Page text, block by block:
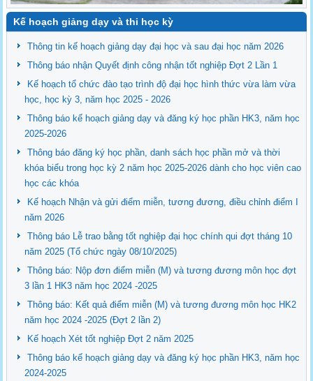
Kế hoạch giảng dạy và thi học kỳ
Thông tin kế hoạch giảng dạy đại học và sau đại học năm 2026
Thông báo nhận Quyết định công nhận tốt nghiệp Đợt 2 Lần 1
Kế hoạch tổ chức đào tạo trình độ đại học hình thức vừa làm vừa
học, học kỳ 3, năm học 2025 - 2026
Thông báo kế hoạch giảng dạy và đăng ký học phần HK3, năm học
2025-2026
Thông báo đăng ký học phần, danh sách học phần mở và thời
khóa biểu trong học kỳ 2 năm học 2025-2026 dành cho học viên cao
học các khóa
Kế hoạch Nhận và gửi điểm miễn, tương đương, điều chỉnh điểm I
năm 2026
Thông báo Lễ trao bằng tốt nghiệp đại học chính qui đợt tháng 10
năm 2025 (Tổ chức ngày 08/10/2025)
Thông báo: Nộp đơn điểm miễn (M) và tương đương môn học đợt
3 lần 1 HK3 năm học 2024 -2025
Thông báo: Kết quả điểm miễn (M) và tương đương môn học HK2
năm học 2024 -2025 (Đợt 2 lần 2)
Kế hoạch Xét tốt nghiệp Đợt 2 năm 2025
Thông báo kế hoạch giảng dạy và đăng ký học phần HK3, năm học
2024-2025